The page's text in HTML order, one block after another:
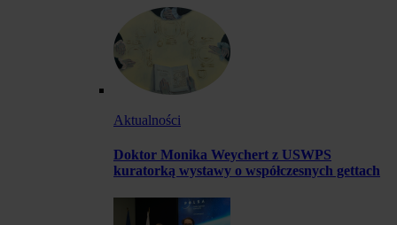
Aktualności
Doktor Monika Weychert z USWPS
kuratorką wystawy o współczesnych gettach